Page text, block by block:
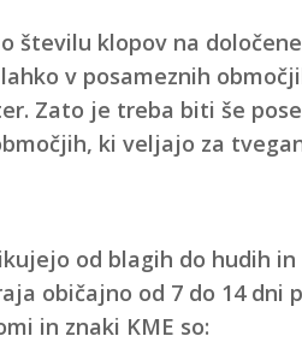
številu klopov na
v posameznih
Zato je treba biti še
ki veljajo za
od blagih do hudih
običajno od 7 do 14 dni
in znaki KME so: